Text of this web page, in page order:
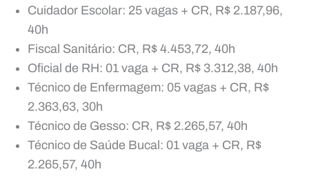
Cuidador Escolar: 25 vagas + CR, R$ 2.187,96,
40h
Fiscal Sanitário: CR, R$ 4.453,72, 40h
Oficial de RH: 01 vaga + CR, R$ 3.312,38, 40h
Técnico de Enfermagem: 05 vagas + CR, R$
2.363,63, 30h
Técnico de Gesso: CR, R$ 2.265,57, 40h
Técnico de Saúde Bucal: 01 vaga + CR, R$
2.265,57, 40h